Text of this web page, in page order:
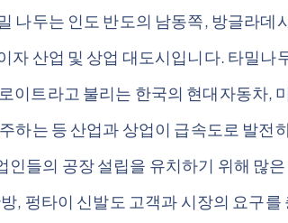
나두는 인도 반도의 남동쪽, 방글라데
자 산업 및 상업 대도시입니다. 타밀나
이트라고 불리는 한국의 현대자동차,
하는 등 산업과 상업이 급속도로 발전
인들의 공장 설립을 유치하기 위해 많
, 펑타이 신발도 고객과 시장의 요구